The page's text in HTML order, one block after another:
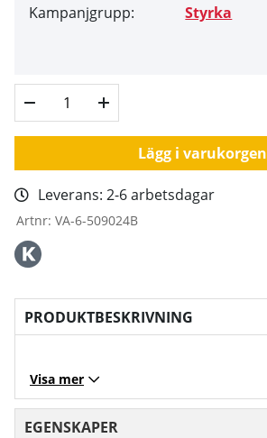
Kampanjgrupp: Styrka
Lägg i varukorgen
Leverans: 2-6 arbetsdagar
Artnr: VA-6-509024B
PRODUKTBESKRIVNING
Visa mer
EGENSKAPER